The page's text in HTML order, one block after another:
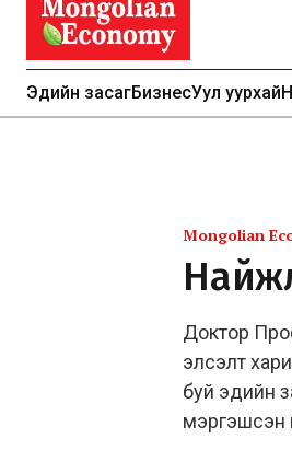
Эдийн засагБизнесУул уурхай
Mongolian
Доктор
элсэлт
буй эдийн
мэргэшсэн